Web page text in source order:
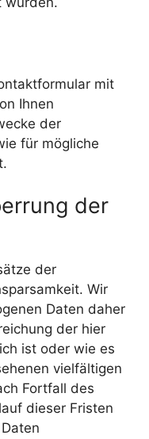
mit
Ihnen
der
für mögliche
der
der
Wir
Daten daher
der hier
ist oder wie es
vielfältigen
Fortfall des
dieser Fristen